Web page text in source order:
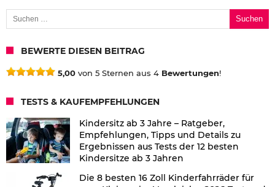
Suchen nach:
BEWERTE DIESEN BEITRAG
5,00 von 5 Sternen aus 4 Bewertungen!
TESTS & KAUFEMPFEHLUNGEN
Kindersitz ab 3 Jahre – Ratgeber,
Empfehlungen, Tipps und Details zu
Ergebnissen aus Tests der 12 besten
Kindersitze ab 3 Jahren
Die 8 besten 16 Zoll Kinderfahrräder für